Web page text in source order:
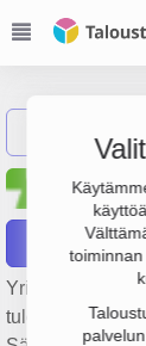
Raportit
Yrityksen
tulos 2 milj. € ja